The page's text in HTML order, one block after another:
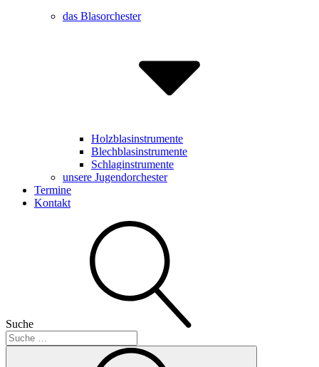
das Blasorchester
Holzblasinstrumente
Blechblasinstrumente
Schlaginstrumente
unsere Jugendorchester
Termine
Kontakt
Suche